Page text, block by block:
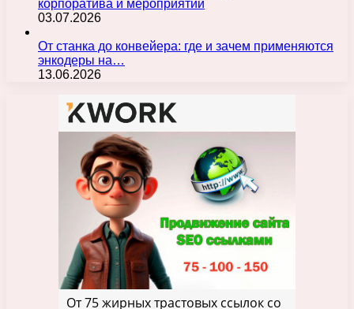
корпоратива и мероприятий
03.07.2026
От станка до конвейера: где и зачем применяются
энкодеры на…
13.06.2026